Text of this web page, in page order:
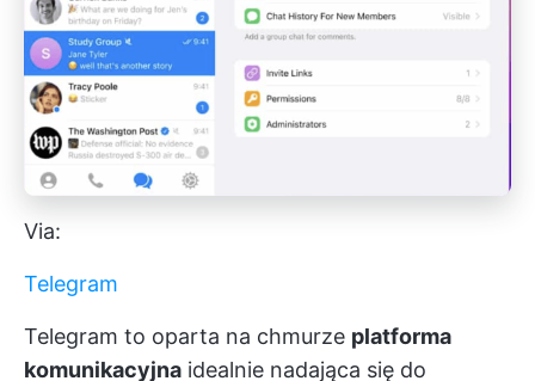
Via:
Telegram
Telegram to oparta na chmurze platforma
komunikacyjna idealnie nadająca się do